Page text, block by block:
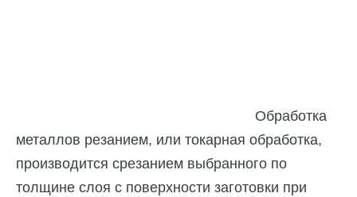
Обработка
металлов резанием, или токарная обработка,
производится срезанием выбранного по
толщине слоя с поверхности заготовки при